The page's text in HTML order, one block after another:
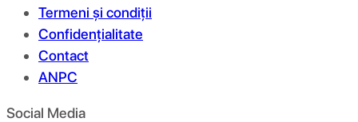
Termeni și condiții
Confidențialitate
Contact
ANPC
Social Media